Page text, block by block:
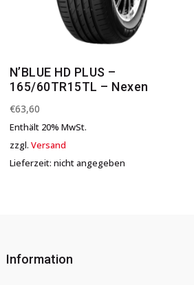
N’BLUE HD PLUS –
165/60TR15TL – Nexen
€63,60
Enthält 20% MwSt.
zzgl. Versand
Lieferzeit: nicht angegeben
Information